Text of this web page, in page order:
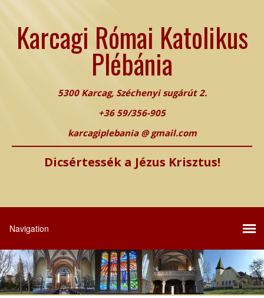
Karcagi Római Katolikus
Plébánia
5300 Karcag, Széchenyi sugárút 2.
+36 59/356-905
karcagiplebania @ gmail.com
Dicsértessék a Jézus Krisztus!